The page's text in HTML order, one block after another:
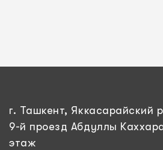
г. Ташкент, Яккасарайский
9-й проезд Абдуллы
этаж